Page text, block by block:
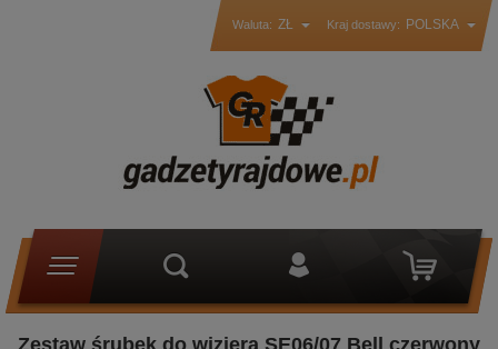
Waluta: ZŁ Kraj dostawy: POLSKA
Zestaw śrubek do wizjera SE06/07 Bell czerwony